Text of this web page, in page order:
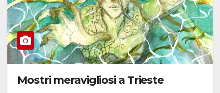
Mostri meravigliosi a Trieste